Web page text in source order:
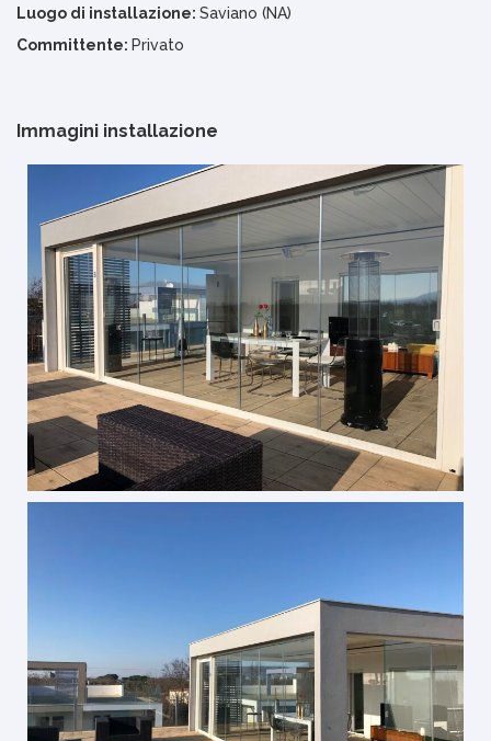
Luogo di installazione: Saviano (NA)
Committente: Privato
Immagini installazione